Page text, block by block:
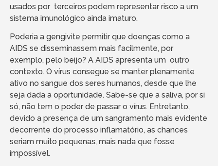
usados por terceiros podem representar risco a um
sistema imunológico ainda imaturo.
Poderia a gengivite permitir que doenças como a
AIDS se disseminassem mais facilmente, por
exemplo, pelo beijo? A AIDS apresenta um outro
contexto. O vírus consegue se manter plenamente
ativo no sangue dos seres humanos, desde que lhe
seja dada a oportunidade. Sabe-se que a saliva, por si
só, não tem o poder de passar o vírus. Entretanto,
devido a presença de um sangramento mais evidente
decorrente do processo inflamatório, as chances
seriam muito pequenas, mais nada que fosse
impossível.